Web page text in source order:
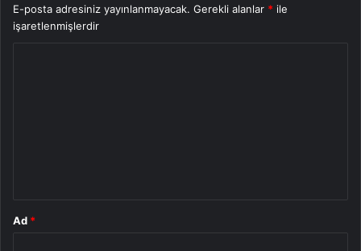
E-posta adresiniz yayınlanmayacak. Gerekli alanlar * ile
işaretlenmişlerdir
Ad *